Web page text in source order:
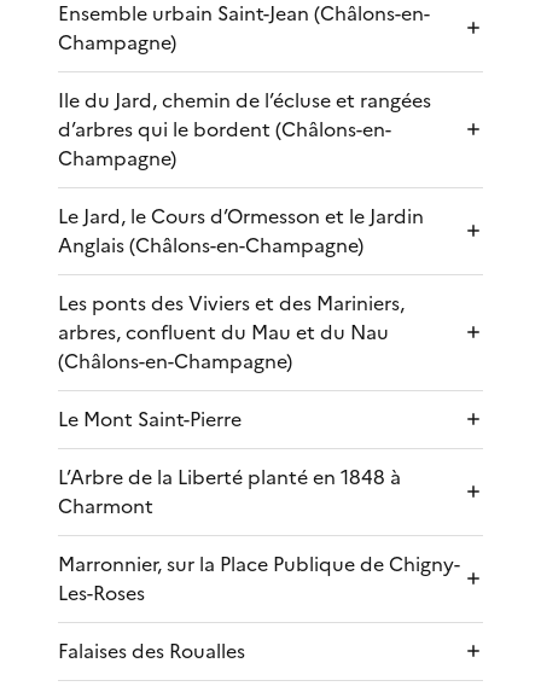
Ensemble urbain Saint-Jean (Châlons-en-
Champagne)
Ile du Jard, chemin de l’écluse et rangées
d’arbres qui le bordent (Châlons-en-
Champagne)
Le Jard, le Cours d’Ormesson et le Jardin
Anglais (Châlons-en-Champagne)
Les ponts des Viviers et des Mariniers,
arbres, confluent du Mau et du Nau
(Châlons-en-Champagne)
Le Mont Saint-Pierre
L’Arbre de la Liberté planté en 1848 à
Charmont
Marronnier, sur la Place Publique de Chigny-
Les-Roses
Falaises des Roualles